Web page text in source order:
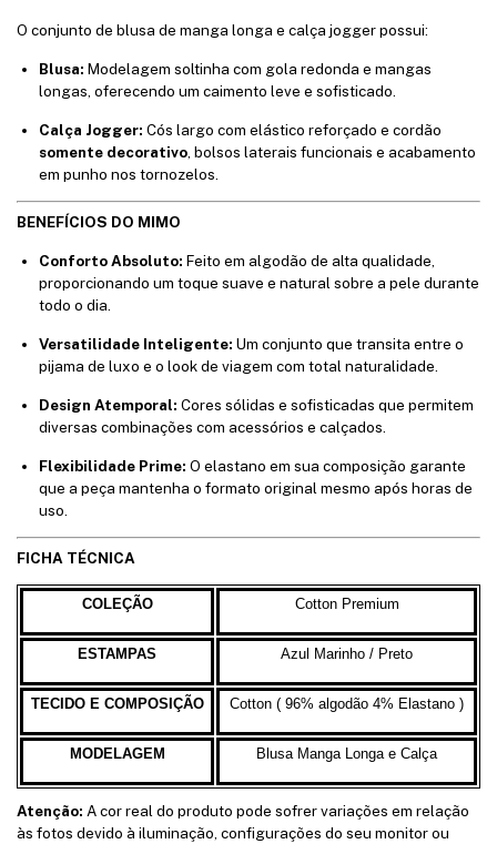
O conjunto de blusa de manga longa e calça jogger possui:
Blusa: Modelagem soltinha com gola redonda e mangas
longas, oferecendo um caimento leve e sofisticado.
Calça Jogger: Cós largo com elástico reforçado e cordão
somente decorativo , bolsos laterais funcionais e acabamento
em punho nos tornozelos.
BENEFÍCIOS DO MIMO
Conforto Absoluto: Feito em algodão de alta qualidade,
proporcionando um toque suave e natural sobre a pele durante
todo o dia.
Versatilidade Inteligente: Um conjunto que transita entre o
pijama de luxo e o look de viagem com total naturalidade.
Design Atemporal: Cores sólidas e sofisticadas que permitem
diversas combinações com acessórios e calçados.
Flexibilidade Prime: O elastano em sua composição garante
que a peça mantenha o formato original mesmo após horas de
uso.
FICHA TÉCNICA
COLEÇÃO Cotton Premium
ESTAMPAS Azul Marinho / Preto
TECIDO E COMPOSIÇÃO Cotton ( 96% algodão 4% Elastano )
MODELAGEM Blusa Manga onga e Calça
Atenção: A cor real do produto pode sofrer variações em relação
às fotos devido à iluminação, configurações do seu monitor ou